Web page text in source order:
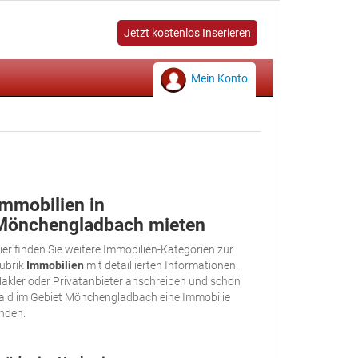
Jetzt kostenlos Inserieren
Mein Konto
in
mieten
finden Sie weitere Immobilien-Kategorien zur
Immobilien mit detaillierten Informationen.
oder Privatanbieter anschreiben und schon
im Gebiet Mönchengladbach eine Immobilie